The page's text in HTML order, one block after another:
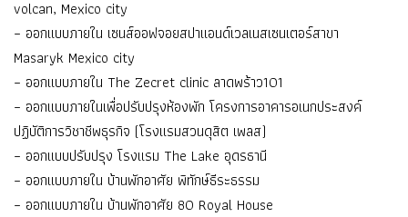
volcan, Mexico city
– ออกแบบภายใน เซนส์ออฟจอยสปาแอนด์เวลเนสเซนเตอร์สาขา
Masaryk Mexico city
– ออกแบบภายใน The Zecret clinic ลาดพร้าว101
– ออกแบบภายในเพื่อปรับปรุงห้องพัก โครงการอาคารอเนกประสงค์
ปฏิบัติการวิชาชีพธุรกิจ (โรงแรมสวนดุสิต เพลส)
– ออกแบบปรับปรุง โรงแรม The Lake อุดรธานี
– ออกแบบภายใน บ้านพักอาศัย พิทักษ์ธีระธรรม
– ออกแบบภายใน บ้านพักอาศัย 80 Royal House